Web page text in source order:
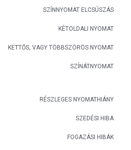
SZÍNNYOMAT ELCSÚSZÁS
KÉTOLDALI NYOMAT
KETTŐS, VAGY TÖBBSZÖRÖS NYOMAT
SZÍNÁTNYOMAT
RÉSZLEGES NYOMATHIÁNY
SZEDÉSI HIBA
FOGAZÁSI HIBÁK